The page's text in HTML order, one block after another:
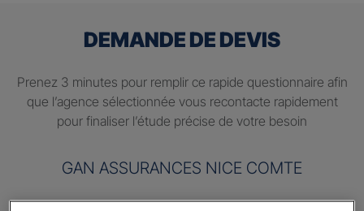
DEMANDE DE DEVIS
Prenez 3 minutes pour remplir ce rapide questionnaire afin
que l’agence sélectionnée vous recontacte rapidement
pour finaliser l’étude précise de votre besoin
GAN ASSURANCES NICE COMTE